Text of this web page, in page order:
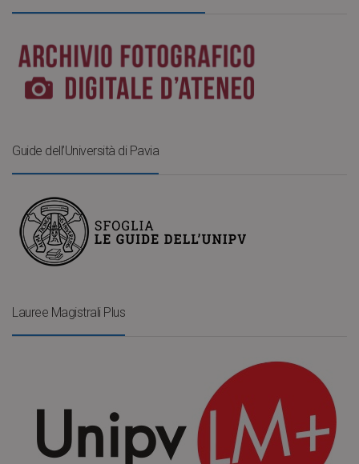
Guide dell’Università di Pavia
Lauree Magistrali Plus